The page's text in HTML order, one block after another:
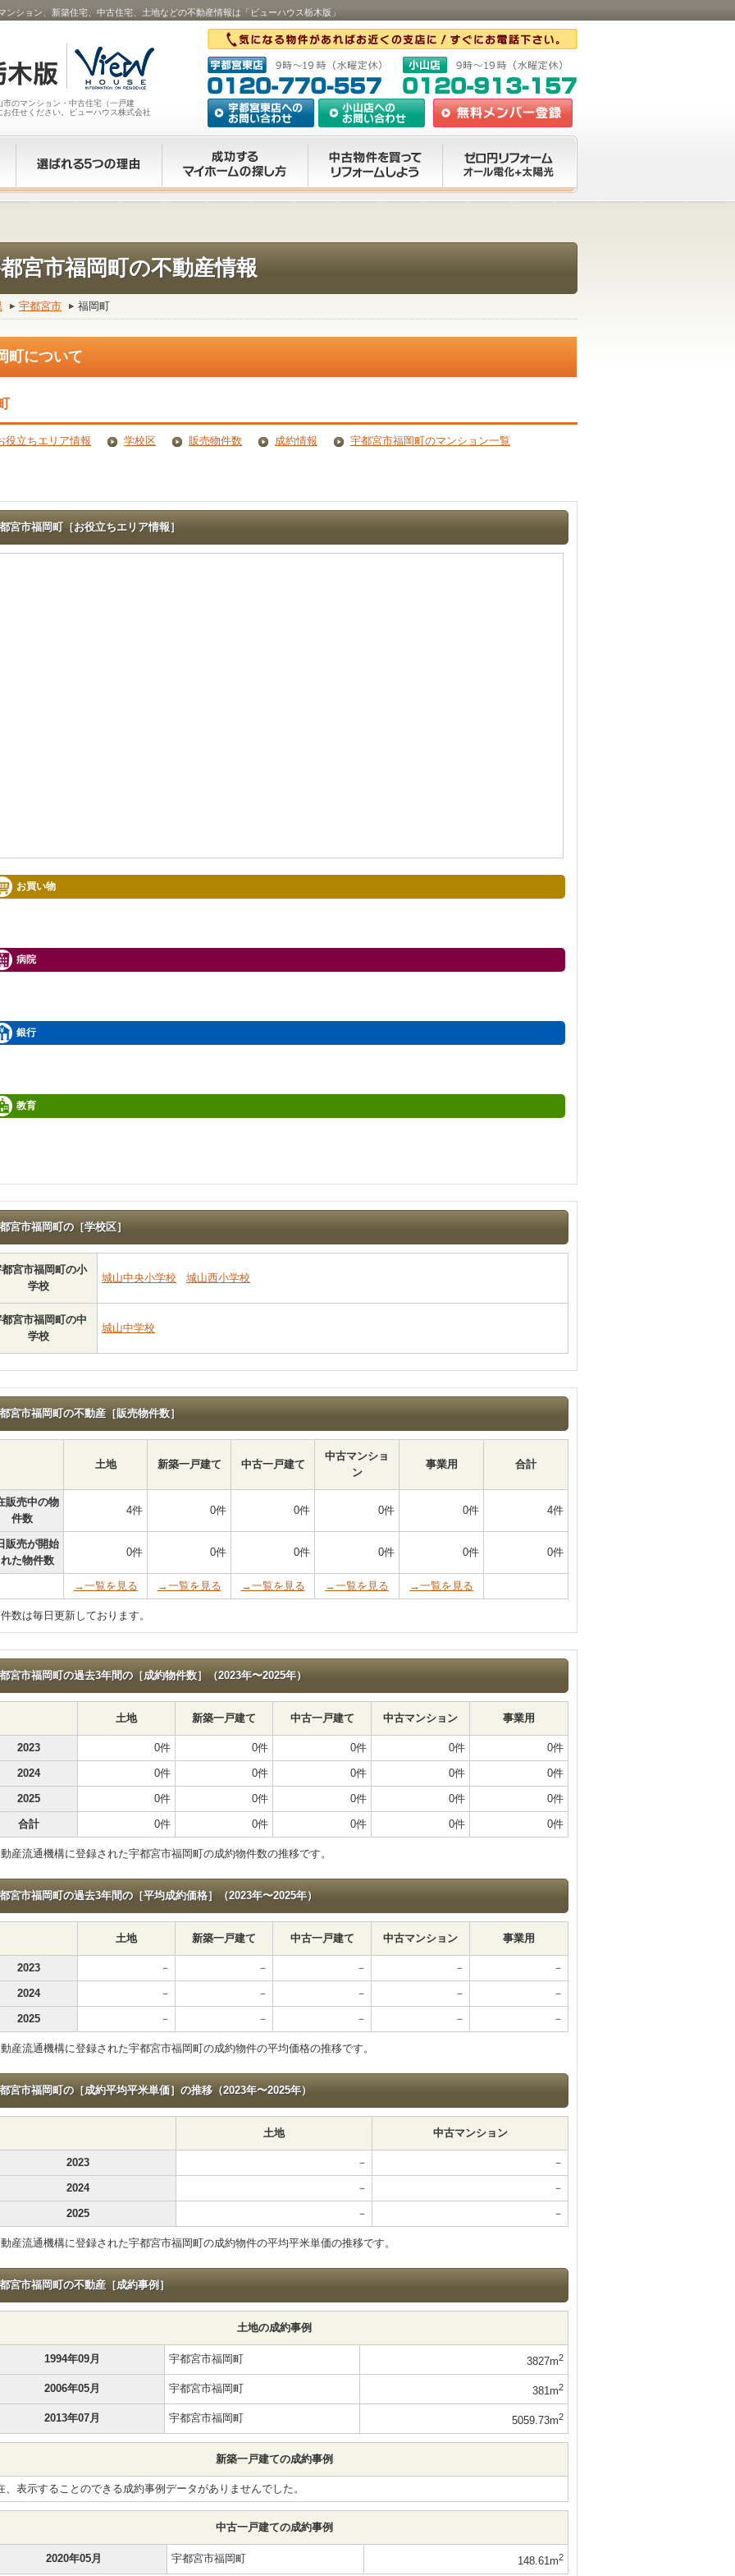
ション、新築住宅、中古住宅、土地などの不動産情報は「ビューハウス栃木版」
のマンション・中古住宅（一戸建
任せください。ビューハウス株式会社
宮市福岡町の不動産情報
宇都宮市 福岡町
町について
役立ちエリア情報 学校区 販売物件数 成約情報 宇都宮市福岡町のマンション一覧
宮市福岡町［お役立ちエリア情報］
お買い物
病院
銀行
教育
宮市福岡町の［学校区］
宮市福岡町の小
学校
城山中央小学校 城山西小学校
宮市福岡町の中
学校
城山中学校
宮市福岡町の不動産［販売物件数］
土地 新築一戸建て 中古一戸建て
中古マンショ
ン
事業用 合計
販売中の物
件数
4件 0件 0件 0件 0件 4件
販売が開始
た物件数
0件 0件 0件 0件 0件 0件
→一覧を見る →一覧を見る →一覧を見る →一覧を見る →一覧を見る
数は毎日更新しております。
宮市福岡町の過去3年間の［成約物件数］（2023年〜2025年）
土地 新築一戸建て 中古一戸建て 中古マンション 事業用
2023 0件 0件 0件 0件 0件
2024 0件 0件 0件 0件 0件
2025 0件 0件 0件 0件 0件
合計 0件 0件 0件 0件 0件
産流通機構に登録された宇都宮市福岡町の成約物件数の推移です。
宮市福岡町の過去3年間の［平均成約価格］（2023年〜2025年）
土地 新築一戸建て 中古一戸建て 中古マンション 事業用
2023 － － － － －
2024 － － － － －
2025 － － － － －
産流通機構に登録された宇都宮市福岡町の成約物件の平均価格の推移です。
宮市福岡町の［成約平均平米単価］の推移（2023年〜2025年）
土地 中古マンション
2023 － －
2024 － －
2025 － －
産流通機構に登録された宇都宮市福岡町の成約物件の平均平米単価の推移です。
宮市福岡町の不動産［成約事例］
土地の成約事例
1994年09月 宇都宮市福岡町 3827m2
2006年05月 宇都宮市福岡町 381m2
2013年07月 宇都宮市福岡町 5059.73m2
新築一戸建ての成約事例
、表示することのできる成約事例データがありませんでした。
中古一戸建ての成約事例
2020年05月 宇都宮市福岡町 148.61m2